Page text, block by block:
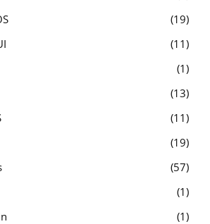
19
11
1
13
11
19
57
1
1